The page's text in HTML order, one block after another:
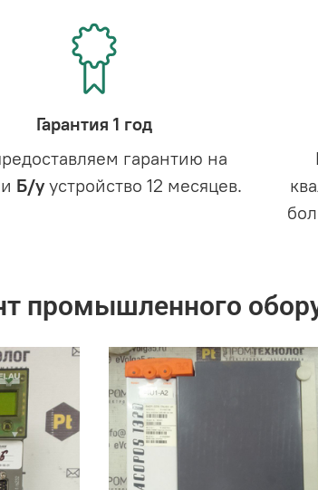
Гарантия 1 год
гарантию на
и Б/уустройство 12 месяцев.
промышленного